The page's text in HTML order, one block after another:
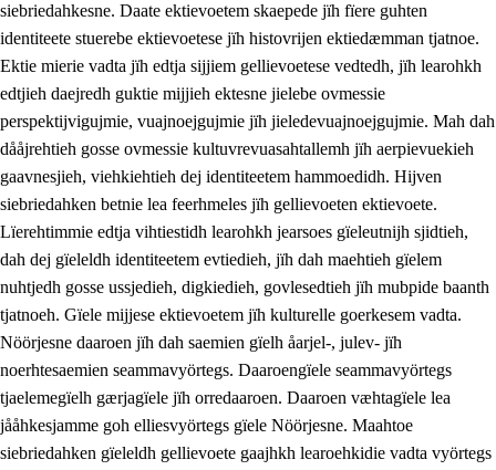
Demokratije jïh meatanårrome
siebriedahkesne. Daate ektievoetem skaepede jïh fïere guhten
identiteete stuerebe ektievoetese jïh histovrijen ektiedæmman tjatnoe.
Ektie mierie vadta jïh edtja sijjiem gellievoetese vedtedh, jïh learohkh
edtjieh daejredh guktie mijjieh ektesne jielebe ovmessie
perspektijvigujmie, vuajnoejgujmie jïh jieledevuajnoejgujmie. Mah dah
dååjrehtieh gosse ovmessie kultuvrevuasahtallemh jïh aerpievuekieh
gaavnesjieh, viehkiehtieh dej identiteetem hammoedidh. Hijven
siebriedahken betnie lea feerhmeles jïh gellievoeten ektievoete.
Lïerehtimmie edtja vihtiestidh learohkh jearsoes gïeleutnijh sjidtieh,
dah dej gïeleldh identiteetem evtiedieh, jïh dah maehtieh gïelem
nuhtjedh gosse ussjedieh, digkiedieh, govlesedtieh jïh mubpide baanth
tjatnoeh. Gïele mijjese ektievoetem jïh kulturelle goerkesem vadta.
Nöörjesne daaroen jïh dah saemien gïelh åarjel-, julev- jïh
noerhtesaemien seammavyörtegs. Daaroengïele seammavyörtegs
tjaelemegïelh gærjagïele jïh orredaaroen. Daaroen væhtagïele lea
jååhkesjamme goh elliesvyörtegs gïele Nöörjesne. Maahtoe
siebriedahken gïeleldh gellievoete gaajhkh learoehkidie vadta vyörtegs